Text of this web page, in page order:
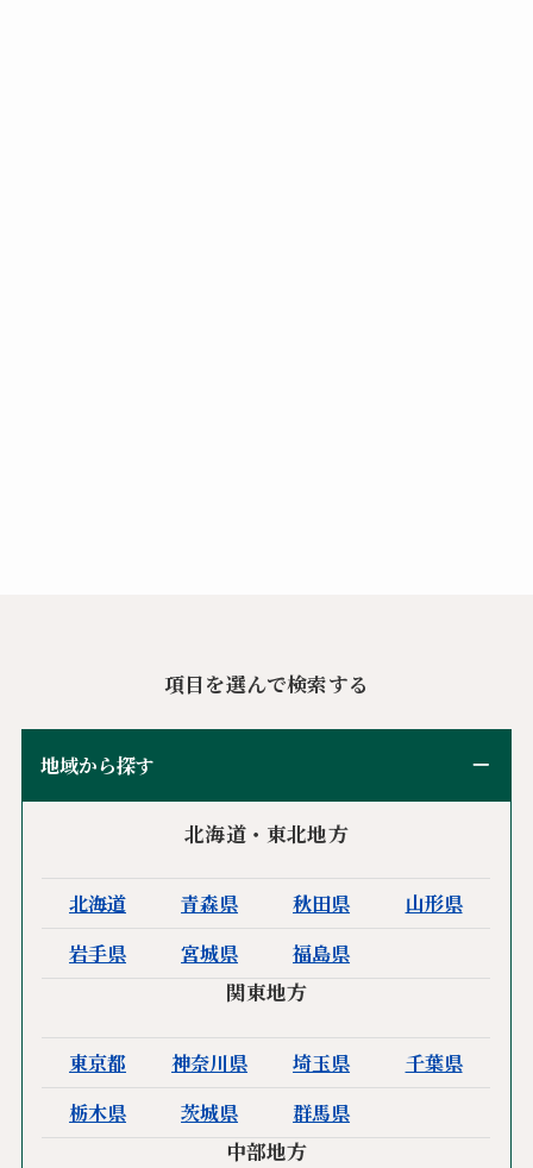
項目を選んで検索する
地域から探す
北海道・東北地方
北海道 青森県 秋田県
山形県
岩手県
宮城県
福島県
関東地方
東京都 神奈川県 埼玉県
千葉県
栃木県
茨城県
群馬県
中部地方